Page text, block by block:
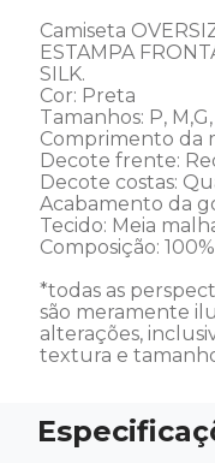
Camiseta
ESTAMPA
SILK.
Cor: Preta
Tamanhos: P,
Comprimento da
Decote frente:
Decote costas:
Acabamento da
Tecido: Meia
Composição:
*todas as
são meramente
alterações,
textura e